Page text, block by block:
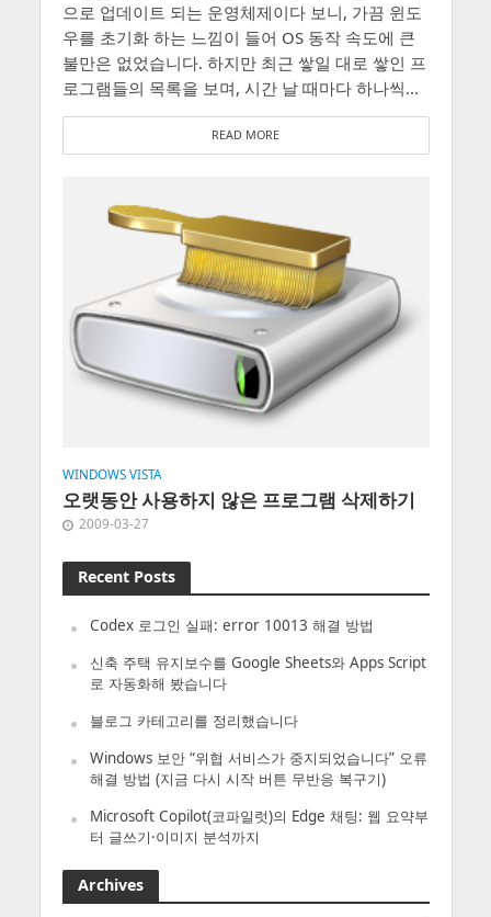
으로 업데이트 되는 운영체제이다 보니, 가끔 윈도
우를 초기화 하는 느낌이 들어 OS 동작 속도에 큰
불만은 없었습니다. 하지만 최근 쌓일 대로 쌓인 프
로그램들의 목록을 보며, 시간 날 때마다 하나씩...
READ MORE
WINDOWS VISTA
오랫동안 사용하지 않은 프로그램 삭제하기
2009-03-27
Recent Posts
Codex 로그인 실패: error 10013 해결 방법
신축 주택 유지보수를 Google Sheets와 Apps Script
로 자동화해 봤습니다
블로그 카테고리를 정리했습니다
Windows 보안 “위협 서비스가 중지되었습니다” 오류
해결 방법 (지금 다시 시작 버튼 무반응 복구기)
Microsoft Copilot(코파일럿)의 Edge 채팅: 웹 요약부
터 글쓰기·이미지 분석까지
Archives